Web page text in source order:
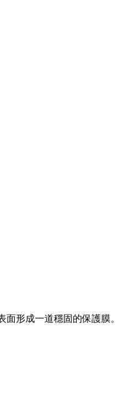
形成一道穩固的保護膜